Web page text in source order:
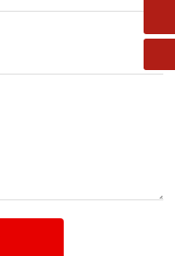
0533-2182727